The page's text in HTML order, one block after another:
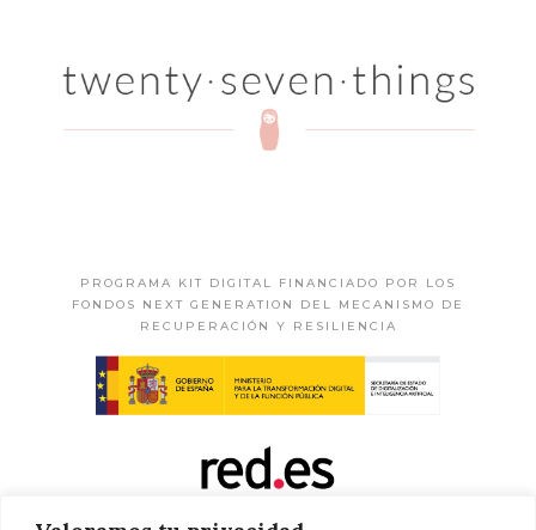
PROGRAMA KIT DIGITAL FINANCIADO POR LOS
FONDOS NEXT GENERATION DEL MECANISMO DE
RECUPERACIÓN Y RESILIENCIA